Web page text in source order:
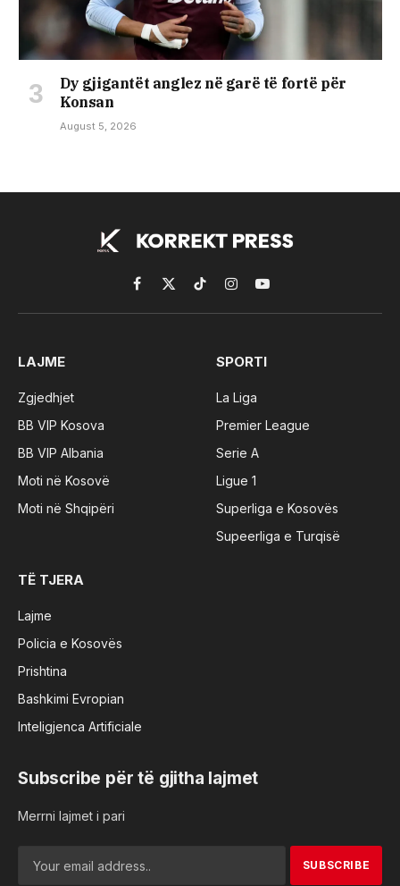
Dy gjigantët anglez në garë të fortë për
Konsan
August 5, 2026
Facebook
X
(Twitter)
TikTokInstagramYouTube
LAJME
Zgjedhjet
BB VIP Kosova
BB VIP Albania
Moti në Kosovë
Moti në Shqipëri
SPORTI
La Liga
Premier League
Serie A
Ligue 1
Superliga e Kosovës
Supeerliga e Turqisë
TË TJERA
Lajme
Policia e Kosovës
Prishtina
Bashkimi Evropian
Inteligjenca Artificiale
Subscribe për të gjitha lajmet
Merrni lajmet i pari